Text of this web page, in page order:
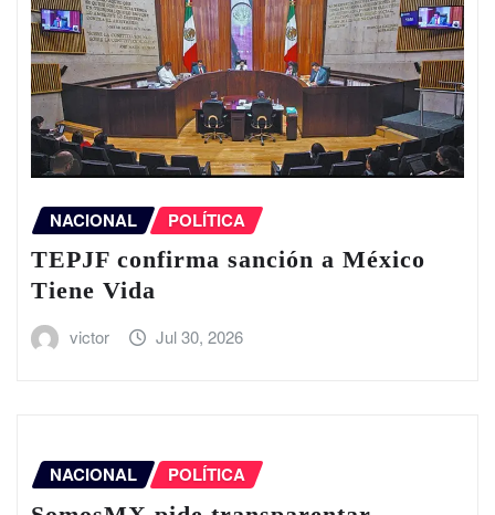
NACIONAL POLÍTICA
TEPJF confirma sanción a México
Tiene Vida
victor Jul 30, 2026
NACIONAL POLÍTICA